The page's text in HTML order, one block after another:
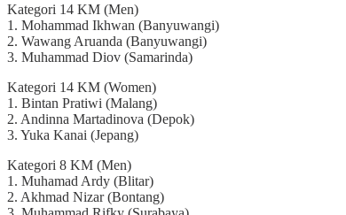
Kategori 14 KM (Men)
1. Mohammad Ikhwan (Banyuwangi)
2. Wawang Aruanda (Banyuwangi)
3. Muhammad Diov (Samarinda)
Kategori 14 KM (Women)
1. Bintan Pratiwi (Malang)
2. Andinna Martadinova (Depok)
3. Yuka Kanai (Jepang)
Kategori 8 KM (Men)
1. Muhamad Ardy (Blitar)
2. Akhmad Nizar (Bontang)